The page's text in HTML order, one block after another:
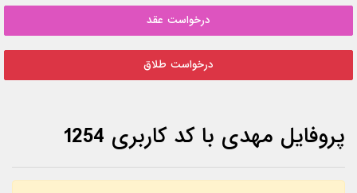
درخواست عقد
درخواست طلاق
پروفایل مهدی با کد کاربری 1254